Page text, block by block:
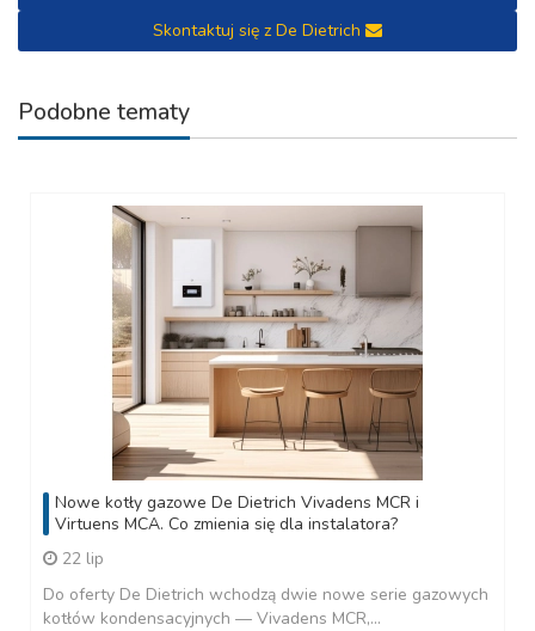
Skontaktuj się z De Dietrich
Podobne tematy
Nowe kotły gazowe De Dietrich Vivadens MCR i
Virtuens MCA. Co zmienia się dla instalatora?
22 lip
Do oferty De Dietrich wchodzą dwie nowe serie gazowych
kotłów kondensacyjnych — Vivadens MCR,...